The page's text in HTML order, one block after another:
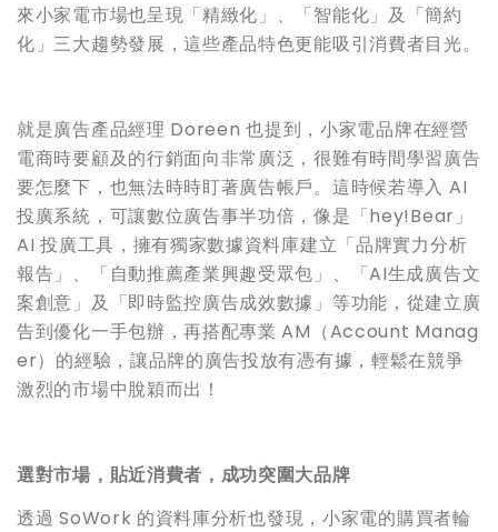
來小家電市場也呈現「精緻化」、「智能化」及「簡約
化」三大趨勢發展，這些產品特色更能吸引消費者目光。
就是廣告產品經理 Doreen 也提到，小家電品牌在經營
電商時要顧及的行銷面向非常廣泛，很難有時間學習廣告
要怎麼下，也無法時時盯著廣告帳戶。這時候若導入 AI
投廣系統，可讓數位廣告事半功倍，像是「hey!Bear」
AI 投廣工具，擁有獨家數據資料庫建立「品牌實力分析
報告」、「自動推薦產業興趣受眾包」、「AI生成廣告文
案創意」及「即時監控廣告成效數據」等功能，從建立廣
告到優化一手包辦，再搭配專業 AM（Account Manag
er）的經驗，讓品牌的廣告投放有憑有據，輕鬆在競爭
激烈的市場中脫穎而出！
選對市場，貼近消費者，成功突圍大品牌
透過 SoWork 的資料庫分析也發現，小家電的購買者輪